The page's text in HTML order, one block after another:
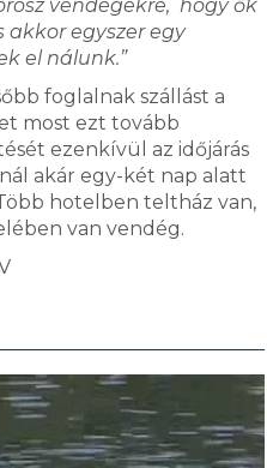
vendégekre, hogy ők
egyszer egy
el nálunk.”
foglalnak szállást a
most ezt tovább
ezenkívül az időjárás
akár egy-két nap alatt
hotelben teltház van,
van vendég.